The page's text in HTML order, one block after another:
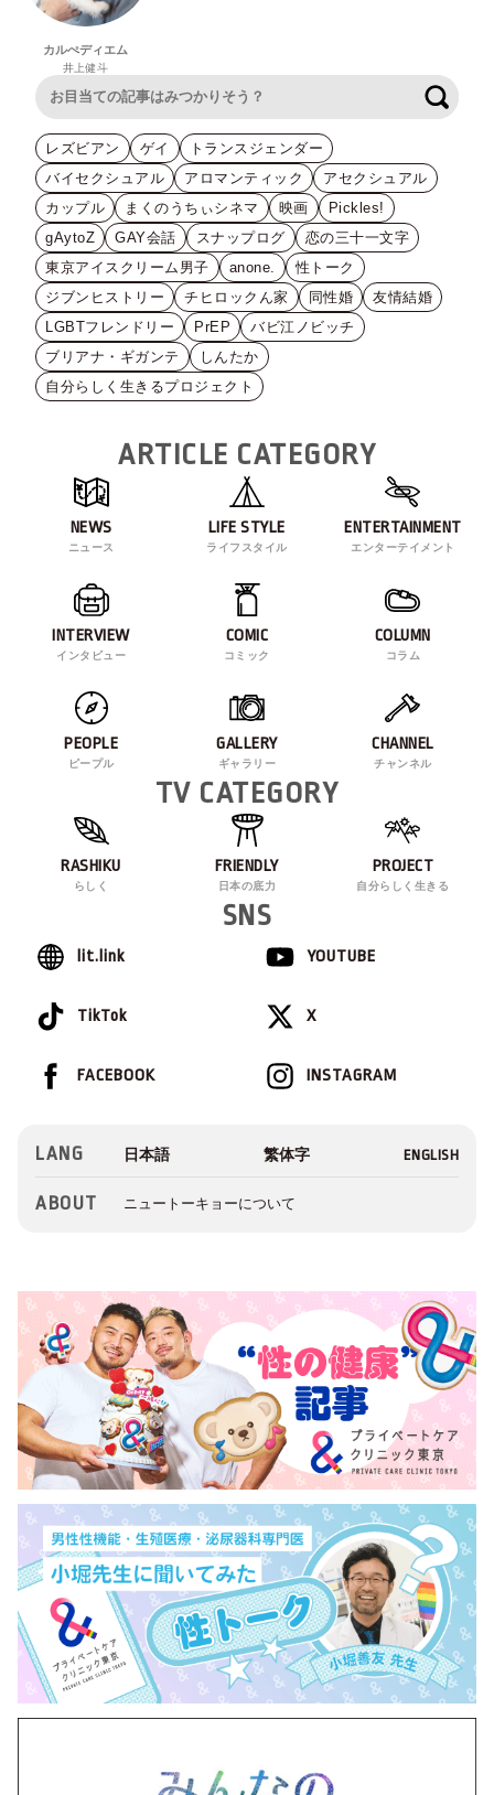
カルぺディエム
井上健斗
レズビアン ゲイ
トランスジェンダー
バイセクシュアル
アロマンティック
アセクシュアル
カップル
まくのうちぃシネマ 映画
Pickles!
gAytoZ
GAY会話 スナップログ
恋の三十一文字
東京アイスクリーム男子
anone.
性トーク
ジブンヒストリー
チヒロックん家 同性婚
友情結婚
LGBTフレンドリー
PrEP
バビ江ノビッチ
ブリアナ・ギガンテ
しんたか
自分らしく生きるプロジェクト
ARTICLE CATEGORY
NEWS
ニュース
LIFE STYLE
ライフスタイル
ENTERTAINMENT
エンターテイメント
INTERVIEW
インタビュー
COMIC
コミック
COLUMN
コラム
PEOPLE
ピープル
GALLERY
ギャラリー
CHANNEL
チャンネル
TV CATEGORY
RASHIKU
らしく
FRIENDLY
日本の底力
PROJECT
自分らしく生きる
SNS
lit.link YOUTUBE
TikTok X
INSTAGRAM
FACEBOOK
LANG
ABOUT ニュートーキョーについて